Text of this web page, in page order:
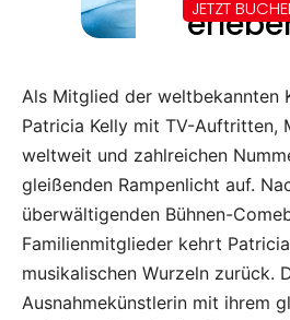
Als Mitglied der weltbekannten
Patricia Kelly mit TV-Auftritten,
weltweit und zahlreichen
gleißenden Rampenlicht auf.
überwältigenden Bühnen-
Familienmitglieder kehrt
musikalischen Wurzeln zurück.
Ausnahmekünstlerin mit ihrem